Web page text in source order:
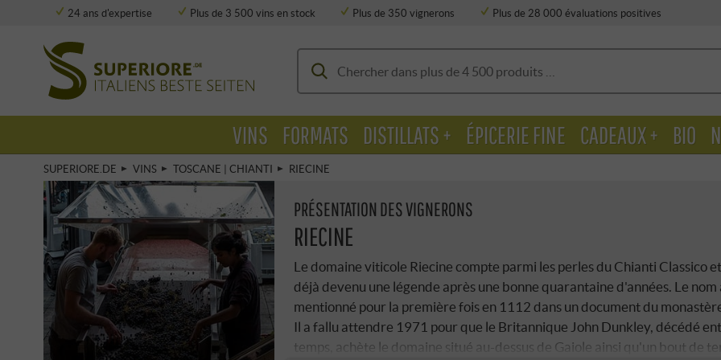
24 ans d'expertise Plus de 3 500 vins en stock Plus de 350 vignerons
Plus de 28 000 évaluations positives
SUPERIORE.DE VINS TOSCANE | CHIANTI RIECINE
PRÉSENTATION DES VIGNERONS
RIECINE
Le domaine viticole Riecine compte parmi les perles du Chianti Classico
déjà devenu une légende après une bonne quarantaine d'années. Le nom
mentionné pour la première fois en 1112 dans un document du
Il a fallu attendre 1971 pour que le Britannique John Dunkley, décédé
temps, achète le domaine situé au-dessus de Gaiole ainsi qu'un bout de
VINS FORMATS DISTILLATS + ÉPICERIE FINE CADEAUX + BIO